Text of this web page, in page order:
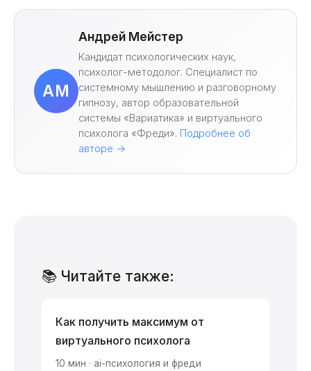
АМ
Андрей Мейстер
Кандидат психологических наук,
психолог-методолог. Специалист по
системному мышлению и разговорному
гипнозу, автор образовательной
системы «Вариатика» и виртуального
психолога «Фреди». Подробнее об
авторе →
📚 Читайте также:
Как получить максимум от
виртуального психолога
10 мин · ai-психология и фреди